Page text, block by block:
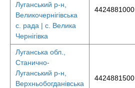
Луганський р-н,
Великочернігівська
с. рада | с. Велика
Чернігівка
4424881000
Луганська обл.,
Станично-
Луганський р-н,
Верхньобогданівська
4424881500